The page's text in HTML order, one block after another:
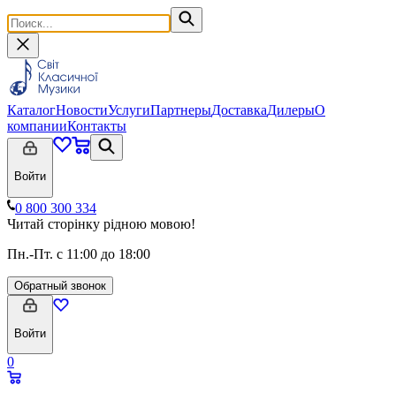
КаталогНовостиУслугиПартнерыДоставкаДилерыО
компанииКонтакты
Войти
0 800 300 334
Читай сторінку рідною мовою!
Пн.-Пт. с 11:00 до 18:00
Обратный звонок
Войти
0